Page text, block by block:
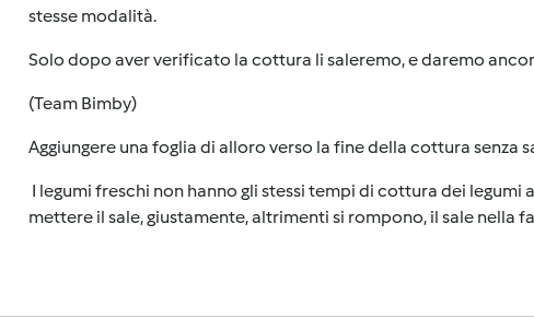
stesse modalità.
Solo dopo aver verificato la cottura li saleremo, e daremo
(Team Bimby)
Aggiungere una foglia di alloro verso la fine della cottura senza
I legumi freschi non hanno gli stessi tempi di cottura dei legumi
mettere il sale, giustamente, altrimenti si rompono, il sale nella